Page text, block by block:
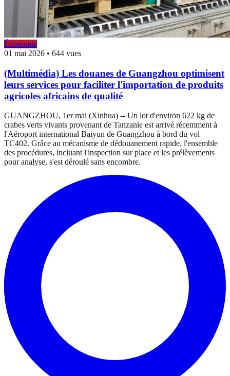
Économie
01 mai 2026 • 644 vues
(Multimédia) Les douanes de Guangzhou optimisent
leurs services pour faciliter l'importation de produits
agricoles africains de qualité
GUANGZHOU, 1er mai (Xinhua) -- Un lot d'environ 622 kg de
crabes verts vivants provenant de Tanzanie est arrivé récemment à
l'Aéroport international Baiyun de Guangzhou à bord du vol
TC402. Grâce au mécanisme de dédouanement rapide, l'ensemble
des procédures, incluant l'inspection sur place et les prélèvements
pour analyse, s'est déroulé sans encombre.